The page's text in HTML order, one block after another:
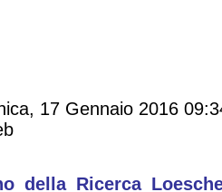
17 Gennaio 2016
della Ricerca